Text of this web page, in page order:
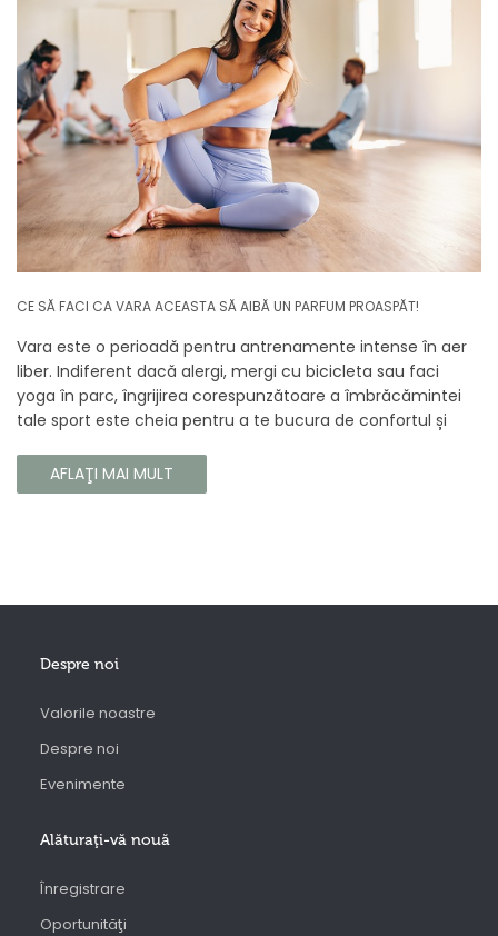
CE SĂ FACI CA VARA ACEASTA SĂ AIBĂ UN PARFUM PROASPĂT!
Vara este o perioadă pentru antrenamente intense în aer
liber. Indiferent dacă alergi, mergi cu bicicleta sau faci
yoga în parc, îngrijirea corespunzătoare a îmbrăcămintei
tale sport este cheia pentru a te bucura de confortul și
cum să vă îngrijiți corect îmbrăcămintea sport, astfel încât
să își păstreze proprietățile chiar și în timpul celor mai
AFLAŢI MAI MULT
Despre noi
Valorile noastre
Despre noi
Evenimente
Alăturaţi-vă nouă
Înregistrare
Oportunităţi